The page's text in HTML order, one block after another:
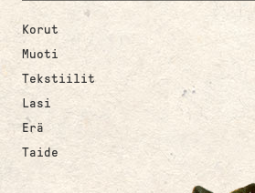
Korut
Muoti
Tekstiilit
Lasi
Erä
Taide